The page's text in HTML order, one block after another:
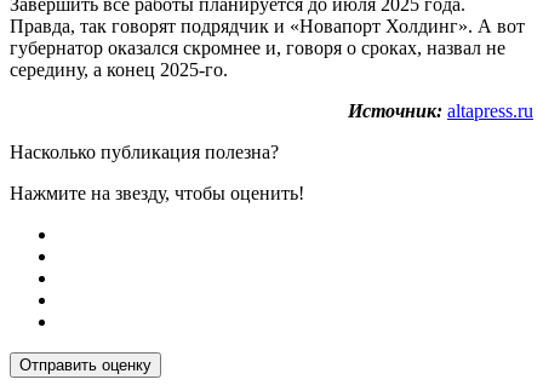
Правда, так говорят подрядчик и «Новапорт Холдинг». А вот
губернатор оказался скромнее и, говоря о сроках, назвал не
середину, а конец 2025-го.
Источник: altapress.ru
Насколько публикация полезна?
Нажмите на звезду, чтобы оценить!
Отправить оценку